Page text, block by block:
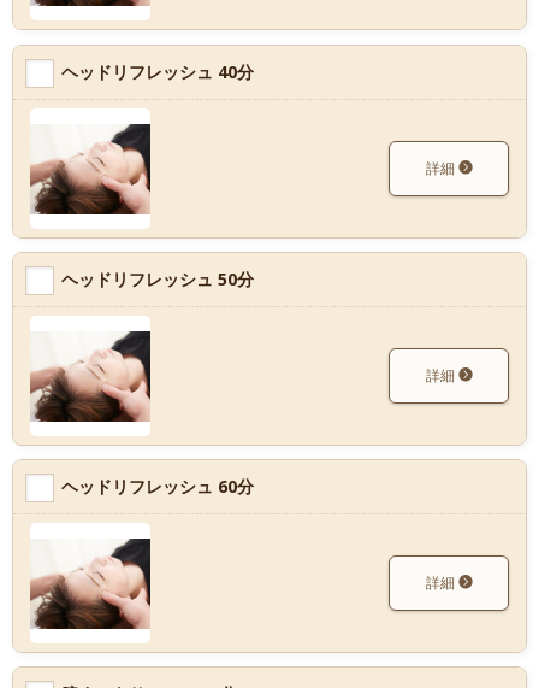
ヘッドリフレッシュ 40分
詳細
ヘッドリフレッシュ 50分
詳細
ヘッドリフレッシュ 60分
詳細